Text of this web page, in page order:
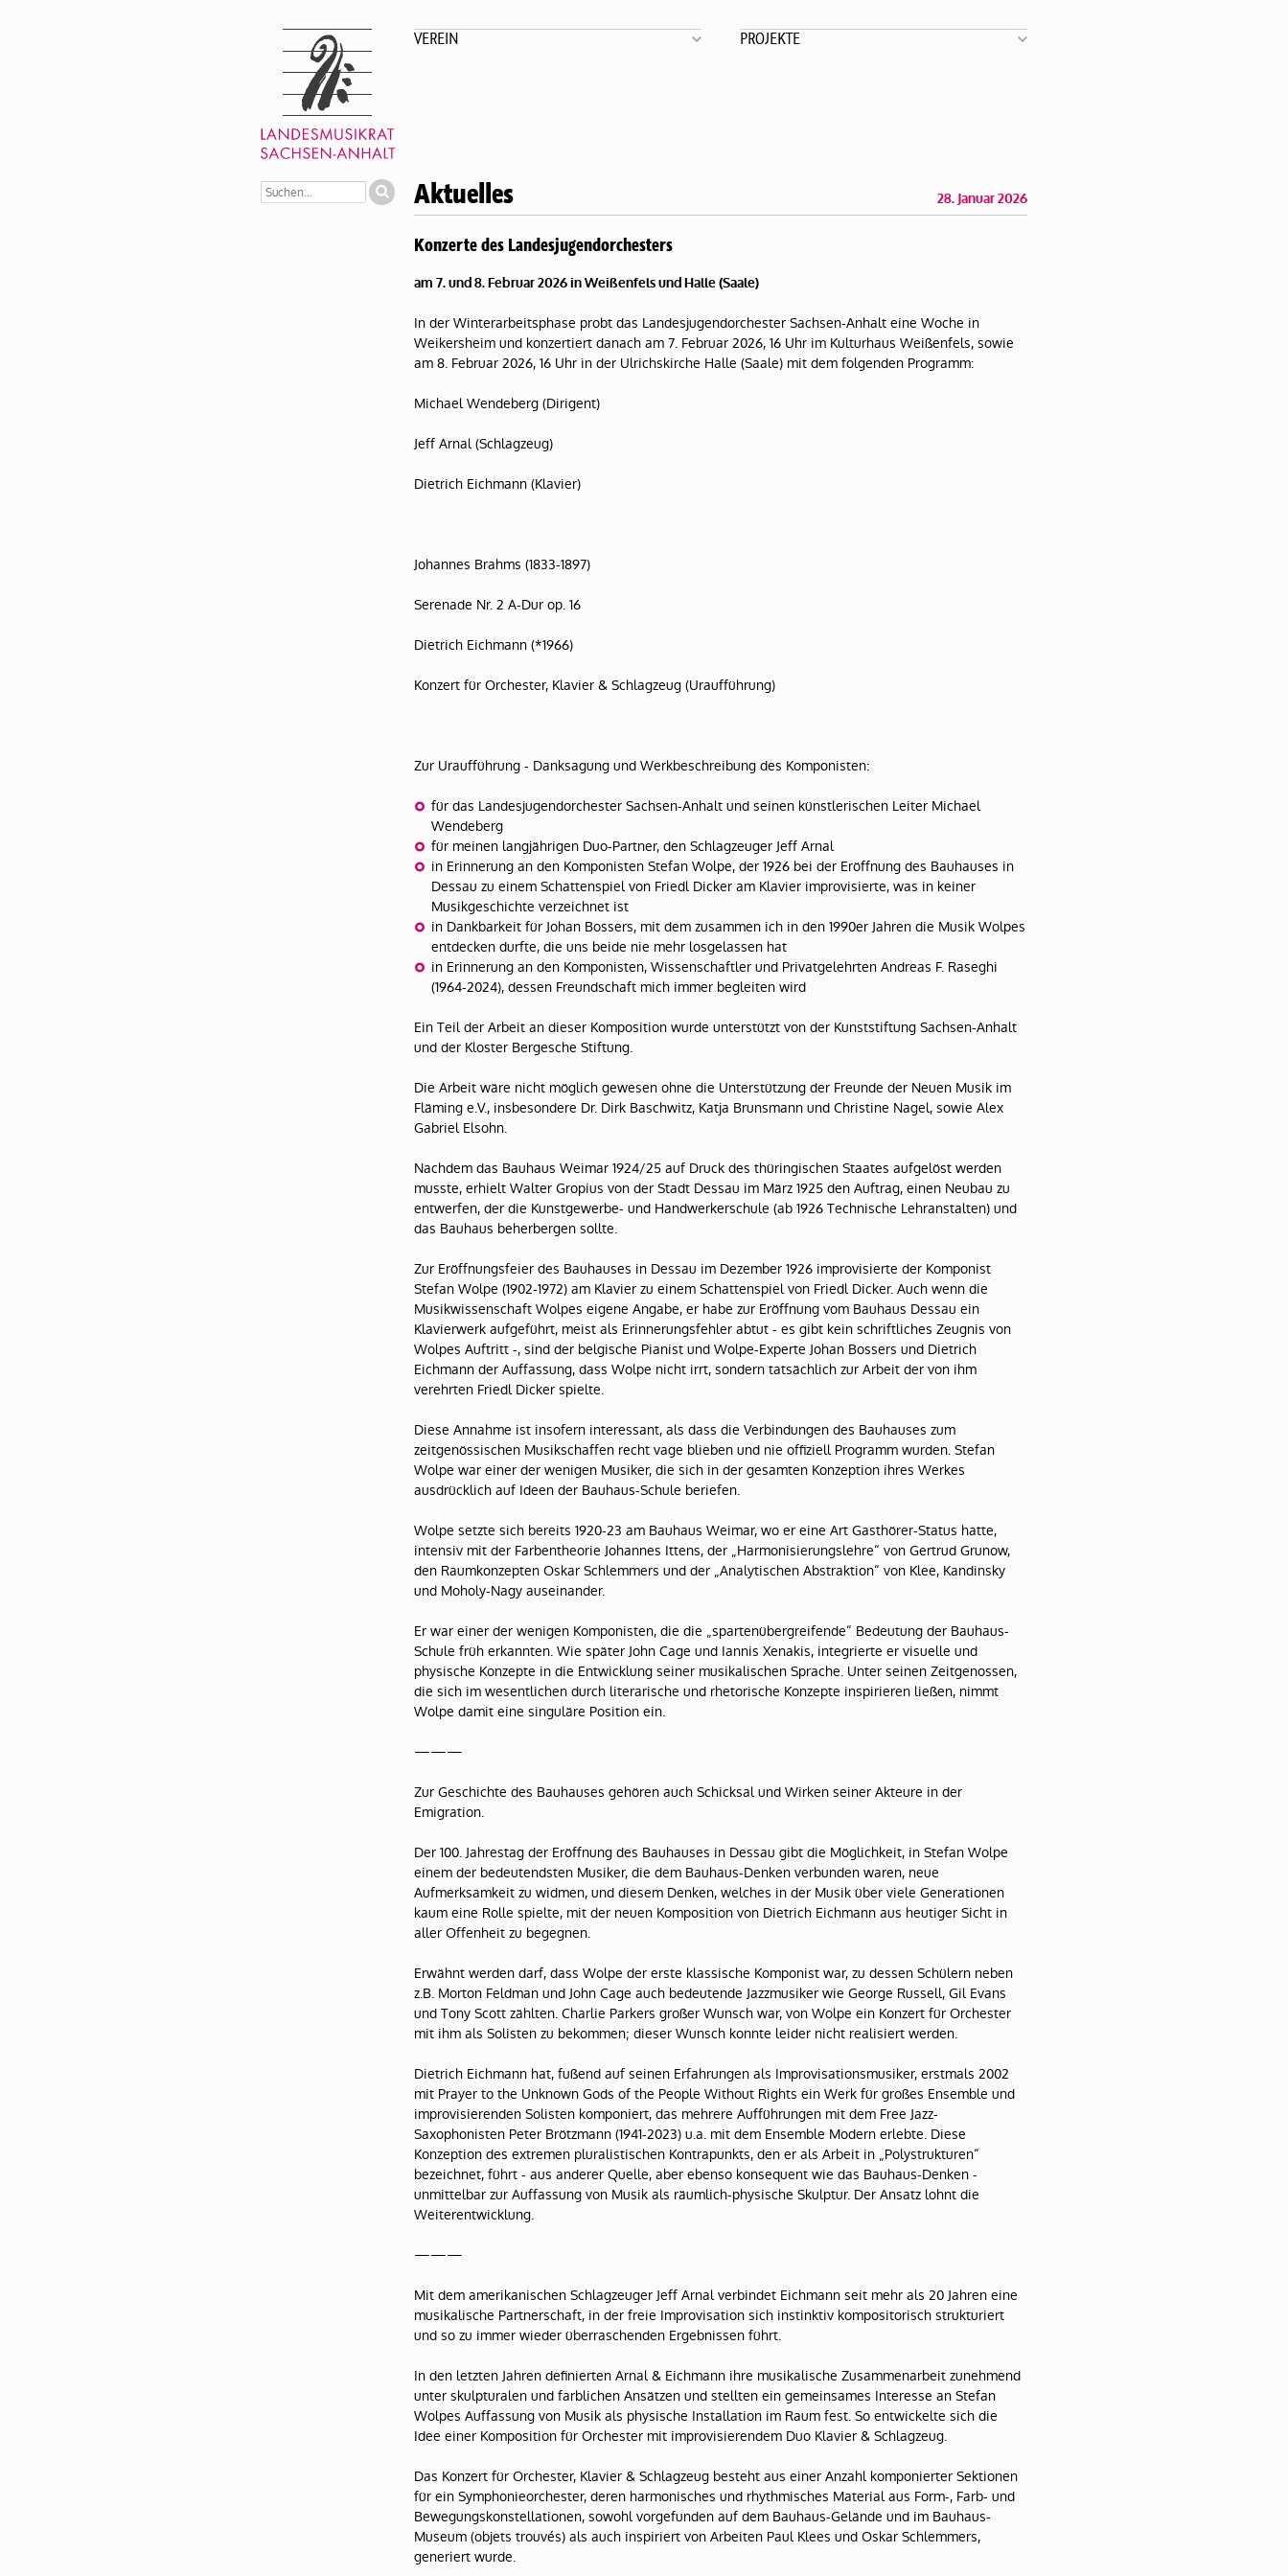
VEREIN PROJEKTE
Aktuelles 28. Januar 2026
Konzerte des Landesjugendorchesters
am 7. und 8. Februar 2026 in Weißenfels und Halle (Saale)
In der Winterarbeitsphase probt das Landesjugendorchester Sachsen-Anhalt eine Woche in
Weikersheim und konzertiert danach am 7. Februar 2026, 16 Uhr im Kulturhaus Weißenfels, sowie
am 8. Februar 2026, 16 Uhr in der Ulrichskirche Halle (Saale) mit dem folgenden Programm:
Michael Wendeberg (Dirigent)
Jeff Arnal (Schlagzeug)
Dietrich Eichmann (Klavier)
Johannes Brahms (1833-1897)
Serenade Nr. 2 A-Dur op. 16
Dietrich Eichmann (*1966)
Konzert für Orchester, Klavier & Schlagzeug (Uraufführung)
Zur Uraufführung - Danksagung und Werkbeschreibung des Komponisten:
für das Landesjugendorchester Sachsen-Anhalt und seinen künstlerischen Leiter Michael
Wendeberg
für meinen langjährigen Duo-Partner, den Schlagzeuger Jeff Arnal
in Erinnerung an den Komponisten Stefan Wolpe, der 1926 bei der Eröffnung des Bauhauses in
Dessau zu einem Schattenspiel von Friedl Dicker am Klavier improvisierte, was in keiner
Musikgeschichte verzeichnet ist
in Dankbarkeit für Johan Bossers, mit dem zusammen ich in den 1990er Jahren die Musik Wolpes
entdecken durfte, die uns beide nie mehr losgelassen hat
in Erinnerung an den Komponisten, Wissenschaftler und Privatgelehrten Andreas F. Raseghi
(1964-2024), dessen Freundschaft mich immer begleiten wird
Ein Teil der Arbeit an dieser Komposition wurde unterstützt von der Kunststiftung Sachsen-Anhalt
und der Kloster Bergesche Stiftung.
Die Arbeit wäre nicht möglich gewesen ohne die Unterstützung der Freunde der Neuen Musik im
Fläming e.V., insbesondere Dr. Dirk Baschwitz, Katja Brunsmann und Christine Nagel, sowie Alex
Gabriel Elsohn.
Nachdem das Bauhaus Weimar 1924/25 auf Druck des thüringischen Staates aufgelöst werden
musste, erhielt Walter Gropius von der Stadt Dessau im März 1925 den Auftrag, einen Neubau zu
entwerfen, der die Kunstgewerbe- und Handwerkerschule (ab 1926 Technische Lehranstalten) und
das Bauhaus beherbergen sollte.
Zur Eröffnungsfeier des Bauhauses in Dessau im Dezember 1926 improvisierte der Komponist
Stefan Wolpe (1902-1972) am Klavier zu einem Schattenspiel von Friedl Dicker. Auch wenn die
Musikwissenschaft Wolpes eigene Angabe, er habe zur Eröffnung vom Bauhaus Dessau ein
Klavierwerk aufgeführt, meist als Erinnerungsfehler abtut - es gibt kein schriftliches Zeugnis von
Wolpes Auftritt -, sind der belgische Pianist und Wolpe-Experte Johan Bossers und Dietrich
Eichmann der Auffassung, dass Wolpe nicht irrt, sondern tatsächlich zur Arbeit der von ihm
verehrten Friedl Dicker spielte.
Diese Annahme ist insofern interessant, als dass die Verbindungen des Bauhauses zum
zeitgenössischen Musikschaffen recht vage blieben und nie offiziell Programm wurden. Stefan
Wolpe war einer der wenigen Musiker, die sich in der gesamten Konzeption ihres Werkes
ausdrücklich auf Ideen der Bauhaus-Schule beriefen.
Wolpe setzte sich bereits 1920-23 am Bauhaus Weimar, wo er eine Art Gasthörer-Status hatte,
intensiv mit der Farbentheorie Johannes Ittens, der „Harmonisierungslehre“ von Gertrud Grunow,
den Raumkonzepten Oskar Schlemmers und der „Analytischen Abstraktion“ von Klee, Kandinsky
und Moholy-Nagy auseinander.
Er war einer der wenigen Komponisten, die die „spartenübergreifende“ Bedeutung der Bauhaus-
Schule früh erkannten. Wie später John Cage und Iannis Xenakis, integrierte er visuelle und
physische Konzepte in die Entwicklung seiner musikalischen Sprache. Unter seinen Zeitgenossen,
die sich im wesentlichen durch literarische und rhetorische Konzepte inspirieren ließen, nimmt
Wolpe damit eine singuläre Position ein.
———
Zur Geschichte des Bauhauses gehören auch Schicksal und Wirken seiner Akteure in der
Emigration.
Der 100. Jahrestag der Eröffnung des Bauhauses in Dessau gibt die Möglichkeit, in Stefan Wolpe
einem der bedeutendsten Musiker, die dem Bauhaus-Denken verbunden waren, neue
Aufmerksamkeit zu widmen, und diesem Denken, welches in der Musik über viele Generationen
kaum eine Rolle spielte, mit der neuen Komposition von Dietrich Eichmann aus heutiger Sicht in
aller Offenheit zu begegnen.
Erwähnt werden darf, dass Wolpe der erste klassische Komponist war, zu dessen Schülern neben
z.B. Morton Feldman und John Cage auch bedeutende Jazzmusiker wie George Russell, Gil Evans
und Tony Scott zählten. Charlie Parkers großer Wunsch war, von Wolpe ein Konzert für Orchester
mit ihm als Solisten zu bekommen; dieser Wunsch konnte leider nicht realisiert werden.
Dietrich Eichmann hat, fußend auf seinen Erfahrungen als Improvisationsmusiker, erstmals 2002
mit Prayer to the Unknown Gods of the People Without Rights ein Werk für großes Ensemble und
improvisierenden Solisten komponiert, das mehrere Aufführungen mit dem Free Jazz-
Saxophonisten Peter Brötzmann (1941-2023) u.a. mit dem Ensemble Modern erlebte. Diese
Konzeption des extremen pluralistischen Kontrapunkts, den er als Arbeit in „Polystrukturen“
bezeichnet, führt - aus anderer Quelle, aber ebenso konsequent wie das Bauhaus-Denken -
unmittelbar zur Auffassung von Musik als räumlich-physische Skulptur. Der Ansatz lohnt die
Weiterentwicklung.
———
Mit dem amerikanischen Schlagzeuger Jeff Arnal verbindet Eichmann seit mehr als 20 Jahren eine
musikalische Partnerschaft, in der freie Improvisation sich instinktiv kompositorisch strukturiert
und so zu immer wieder überraschenden Ergebnissen führt.
In den letzten Jahren definierten Arnal & Eichmann ihre musikalische Zusammenarbeit zunehmend
unter skulpturalen und farblichen Ansätzen und stellten ein gemeinsames Interesse an Stefan
Wolpes Auffassung von Musik als physische Installation im Raum fest. So entwickelte sich die
Idee einer Komposition für Orchester mit improvisierendem Duo Klavier & Schlagzeug.
Das Konzert für Orchester, Klavier & Schlagzeug besteht aus einer Anzahl komponierter Sektionen
für ein Symphonieorchester, deren harmonisches und rhythmisches Material aus Form-, Farb- und
Bewegungskonstellationen, sowohl vorgefunden auf dem Bauhaus-Gelände und im Bauhaus-
Museum (objets trouvés) als auch inspiriert von Arbeiten Paul Klees und Oskar Schlemmers,
generiert wurde.